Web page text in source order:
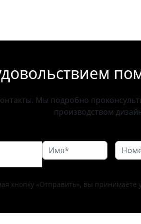
Мы подробно
производством
кнопку «Отправить», вы принимаете